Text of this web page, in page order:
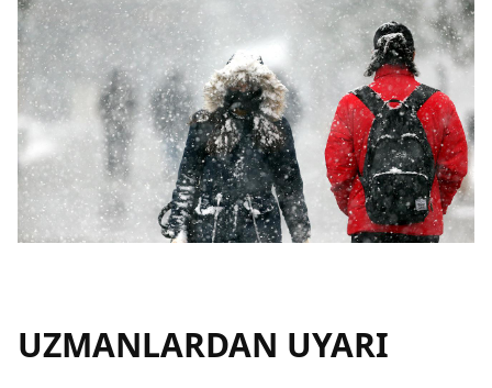
UZMANLARDAN UYARI